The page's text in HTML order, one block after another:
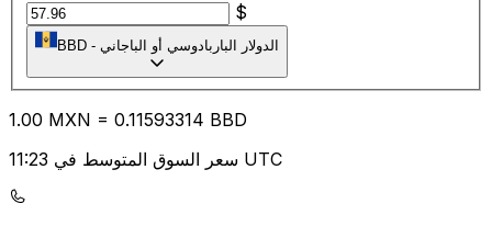
$
BBD - الدولار الباربادوسي أو الباجاني
1.00 MXN = 0.11593314 BBD
سعر السوق المتوسط في 11:23 UTC